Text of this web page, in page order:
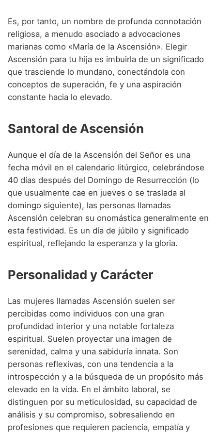
Nombres de Niña que empiezan por Q
Nombres de Niña que empiezan por R
Nombres de Niña que empiezan por S
Nombres de Niña que empiezan por T
Nombres de Niña que empiezan por U
Nombres de Niña que empiezan por W
Nombres de Niña que empiezan por X
Nombres de Niña que empiezan por Y
Nombres de Niña que empiezan por Z
Nombres de Niña Riojanos
Nombres de Niña Valencianos
Nombres de Niña Vascos
Es, por tanto, un nombre de profunda connotación
religiosa, a menudo asociado a advocaciones
marianas como «María de la Ascensión». Elegir
Ascensión para tu hija es imbuirla de un significado
que trasciende lo mundano, conectándola con
conceptos de superación, fe y una aspiración
constante hacia lo elevado.
Santoral de Ascensión
Aunque el día de la Ascensión del Señor es una
fecha móvil en el calendario litúrgico, celebrándose
40 días después del Domingo de Resurrección (lo
que usualmente cae en jueves o se traslada al
domingo siguiente), las personas llamadas
Ascensión celebran su onomástica generalmente en
esta festividad. Es un día de júbilo y significado
espiritual, reflejando la esperanza y la gloria.
Personalidad y Carácter
Las mujeres llamadas Ascensión suelen ser
percibidas como individuos con una gran
profundidad interior y una notable fortaleza
espiritual. Suelen proyectar una imagen de
serenidad, calma y una sabiduría innata. Son
personas reflexivas, con una tendencia a la
introspección y a la búsqueda de un propósito más
elevado en la vida. En el ámbito laboral, se
distinguen por su meticulosidad, su capacidad de
análisis y su compromiso, sobresaliendo en
profesiones que requieren paciencia, empatía y